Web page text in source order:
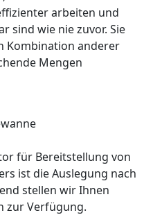
arbeiten und
sind wie nie zuvor. Sie
Kombination anderer
Mengen
für Bereitstellung von
ist die Auslegung nach
stellen wir Ihnen
zur Verfügung.